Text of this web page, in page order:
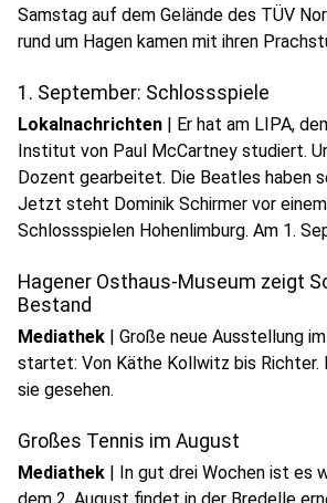
Samstag auf dem Gelände des TÜV
rund um Hagen kamen mit ihren
1. September: Schlossspiele
Lokalnachrichten | Er hat am LIPA,
Institut von Paul McCartney studiert.
Dozent gearbeitet. Die Beatles haben
Jetzt steht Dominik Schirmer vor
Schlossspielen Hohenlimburg. Am 1.
Hagener Osthaus-Museum zeigt
Bestand
Mediathek | Große neue Ausstellung
startet: Von Käthe Kollwitz bis Richter.
sie gesehen.
Großes Tennis im August
Mediathek | In gut drei Wochen ist es